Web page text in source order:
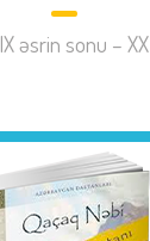
əsrin sonu –